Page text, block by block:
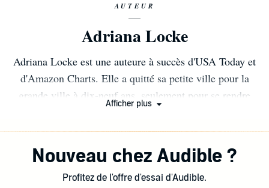
AUTEUR
Adriana Locke
Adriana Locke est une auteure à succès d'USA Today et
d'Amazon Charts. Elle a quitté sa petite ville pour la
grande ville à dix-neuf ans, seulement pour se rendre
compte qu’elle n’était pas faite pour l’agitation. Elle écrit
maintenant à plein temps depuis la maison de l'Ohio
qu'elle partage avec M. Locke (son amoureux du lycée),
quatre fils et deux terriers sauvages Jack Russell.
Lorsqu'elle n'est pas à son bureau, Adriana fait semblant
Afficher plus
Nouveau chez Audible ?
Profitez de l'offre d'essai d'Audible.